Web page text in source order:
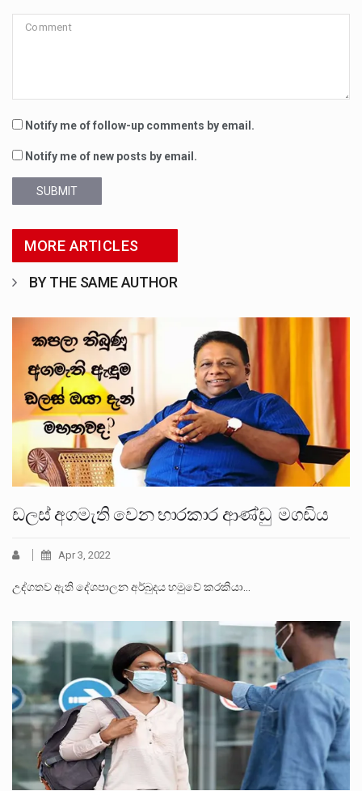
Notify me of follow-up comments by email.
Notify me of new posts by email.
SUBMIT
MORE ARTICLES
BY THE SAME AUTHOR
ඩලස් අගමැති වෙන භාරකාර ආණ්ඩු මගඩිය
Apr 3, 2022
උද්ගතව ඇති දේශපාලන අර්බුදය හමුවේ කරකියා…